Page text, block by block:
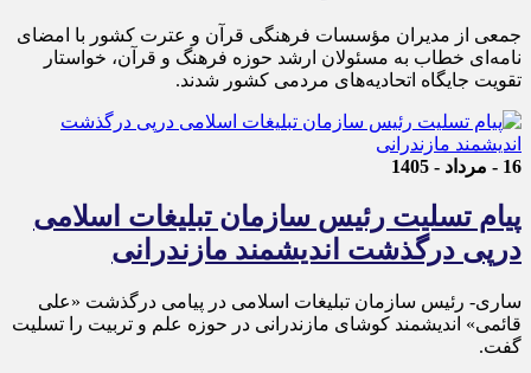
جمعی از مدیران مؤسسات فرهنگی قرآن و عترت کشور با امضای
نامه‌ای خطاب به مسئولان ارشد حوزه فرهنگ و قرآن، خواستار
تقویت جایگاه اتحادیه‌های مردمی کشور شدند.
16 - مرداد - 1405
پیام تسلیت رئیس سازمان تبلیغات اسلامی
درپی درگذشت اندیشمند مازندرانی
ساری- رئیس سازمان تبلیغات اسلامی در پیامی درگذشت «علی
قائمی» اندیشمند کوشای مازندرانی در حوزه علم و تربیت را تسلیت
گفت.